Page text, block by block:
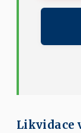
Likvidace